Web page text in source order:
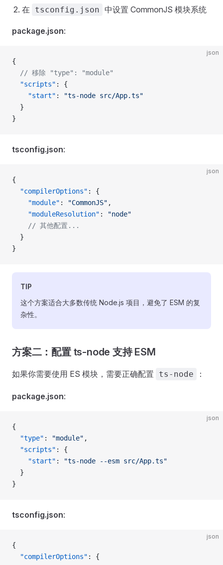
在 tsconfig.json 中设置 CommonJS 模块系统
package.json:
json
{
  // 移除 "type": "module"
  "scripts"
: {
    "start"
:
"ts-node src/App.ts"
  }
}
tsconfig.json:
json
{
  "compilerOptions"
: {
    "module"
: "CommonJS" ,
    "moduleResolution"
:
"node"
    // 其他配置...
  }
}
TIP
这个方案适合大多数传统 Node.js 项目，避免了 ESM 的复
杂性。
方案二：配置 ts-node 支持 ESM
如果你需要使用 ES 模块，需要正确配置 ts-node ：
package.json:
json
{
  "type"
: "module" ,
  "scripts"
: {
    "start"
:
"ts-node --esm src/App.ts"
  }
}
tsconfig.json:
json
{
  "compilerOptions"
: {